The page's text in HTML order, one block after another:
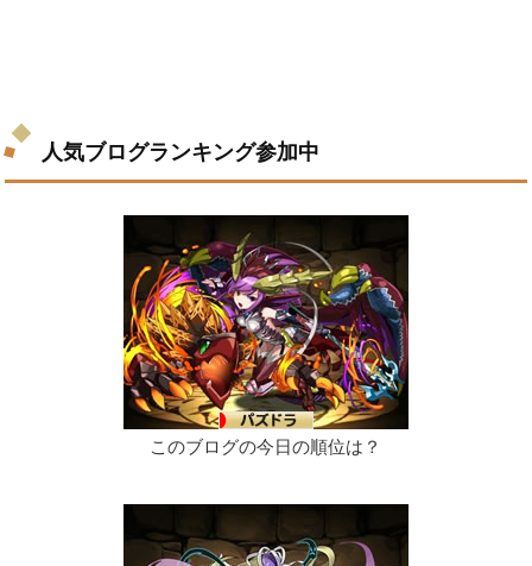
人気ブログランキング参加中
このブログの今日の順位は？